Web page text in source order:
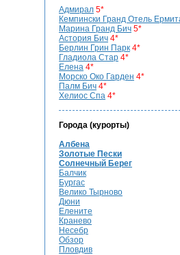
Адмирал 5*
Кемпински Гранд Отель
Марина Гранд Бич 5*
Астория Бич 4*
Берлин Грин Парк 4*
Гладиола Стар 4*
Елена 4*
Морско Око Гарден 4*
Палм Бич 4*
Хелиос Спа 4*
Города (курорты)
Албена
Золотые Пески
Солнечный Берег
Балчик
Бургас
Велико Тырново
Дюни
Елените
Кранево
Несебр
Обзор
Пловдив